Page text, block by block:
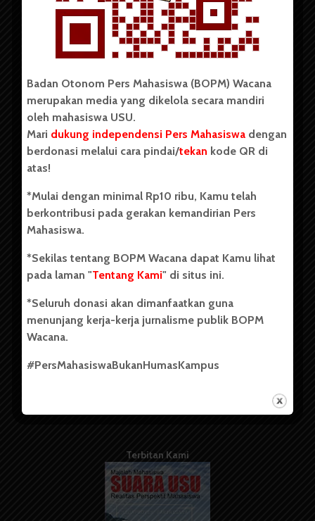
Copyright © 2023. All rights reserved BOPM WACANA.
Badan Otonom Pers Mahasiswa (BOPM) Wacana merupakan
pers mahasiswa yang berdiri di luar kampus dan dikelola
secara mandiri oleh mahasiswa Universitas Sumatera Utara
(USU). Sebelumnya BOPM Wacana merupakan salah satu
Unit Kegiatan Mahasiswa (UKM) di Universitas Sumatera
berdiri pada 1 Juli 1995.
Kontribusi
Info Iklan
Pedoman Media Siber
Kode Etik Jurnalistik
Terbitan Kami
Badan Otonom Pers Mahasiswa (BOPM) Wacana
merupakan media yang dikelola secara mandiri
oleh mahasiswa USU.
Mari dukung independensi Pers Mahasiswa dengan
berdonasi melalui cara pindai/tekan kode QR di
atas!
*Mulai dengan minimal Rp10 ribu, Kamu telah
berkontribusi pada gerakan kemandirian Pers
Mahasiswa.
*Sekilas tentang BOPM Wacana dapat Kamu lihat
pada laman "Tentang Kami" di situs ini.
*Seluruh donasi akan dimanfaatkan guna
menunjang kerja-kerja jurnalisme publik BOPM
Wacana.
#PersMahasiswaBukanHumasKampus